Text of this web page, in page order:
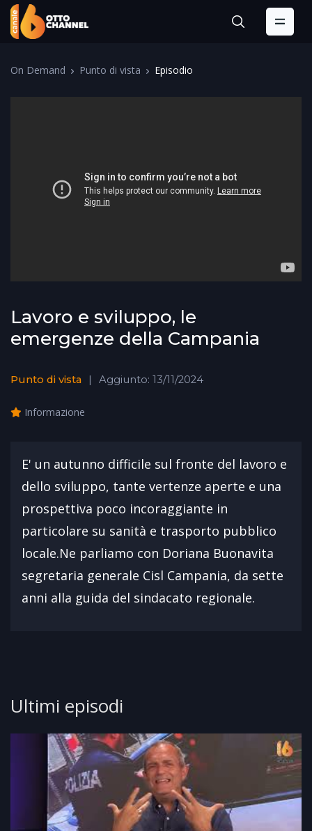
On Demand Punto di vista Episodio
Lavoro e sviluppo, le
emergenze della Campania
Punto di vista Aggiunto: 13/11/2024
Informazione
E' un autunno difficile sul fronte del lavoro e
dello sviluppo, tante vertenze aperte e una
prospettiva poco incoraggiante in
particolare su sanità e trasporto pubblico
locale.Ne parliamo con Doriana Buonavita
segretaria generale Cisl Campania, da sette
anni alla guida del sindacato regionale.
Ultimi episodi